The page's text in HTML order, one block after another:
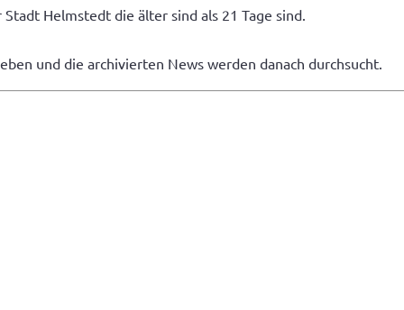
Helmstedt die älter sind als 21 Tage sind.
und die archivierten News werden danach durchsucht.